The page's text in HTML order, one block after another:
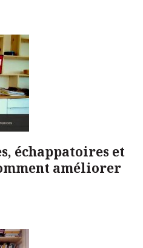
échappatoires et
améliorer